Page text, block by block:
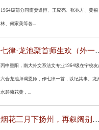
1964级部分同窗樊道恒、王应亮、张兆方、黄福
林、何家美等各...
七律·龙池
丙申重阳，南大外文系法文专业1964级在宁校友
六合龙池拜谒恩师，作七律一首，以纪其事。龙
水碧菊花黄，...
烟花三月下扬州，再叙阔别同学情